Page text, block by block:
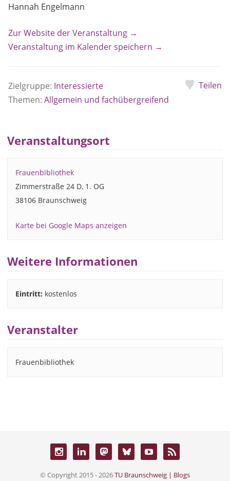
Hannah Engelmann
Zur Website der Veranstaltung →
Veranstaltung im Kalender speichern →
Zielgruppe: Interessierte
Themen: Allgemein und fachübergreifend
Teilen
Veranstaltungsort
Frauenbibliothek
Zimmerstraße 24 D, 1. OG
38106 Braunschweig
Karte bei Google Maps anzeigen
Weitere Informationen
Eintritt: kostenlos
Veranstalter
Frauenbibliothek
© Copyright 2015 - 2026TU Braunschweig | Blogs